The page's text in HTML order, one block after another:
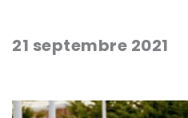
21 septembre 2021